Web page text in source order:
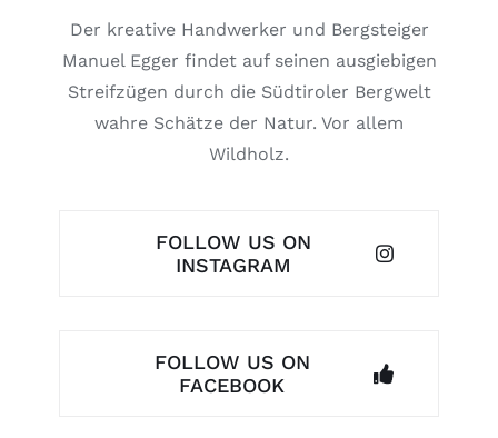
Der kreative Handwerker und Bergsteiger
Manuel Egger findet auf seinen ausgiebigen
Streifzügen durch die Südtiroler Bergwelt
wahre Schätze der Natur. Vor allem
Wildholz.
FOLLOW US ON
INSTAGRAM
FOLLOW US ON
FACEBOOK